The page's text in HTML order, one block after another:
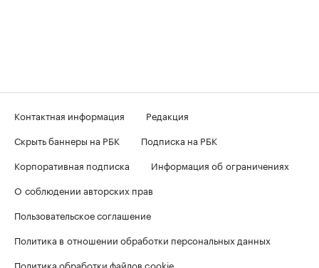
Контактная информация
Редакция
Скрыть баннеры на РБК
Подписка на РБК
Корпоративная подписка
Информация об ограничениях
О соблюдении авторских прав
Пользовательское соглашение
Политика в отношении обработки персональных данных
Политика обработки файлов cookie